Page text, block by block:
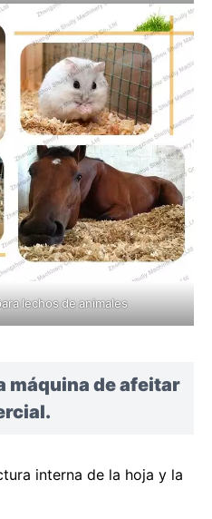
lechos de animales
máquina de afeitar
interna de la hoja y la